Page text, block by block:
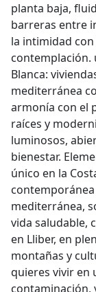
planta baja,
barreras entre
la intimidad
contemplación.
Blanca:
mediterránea
armonía con el
raíces y
luminosos,
bienestar.
único en la
mediterránea,
vida saludable,
en Lliber, en
montañas y
quieres vivir en
contaminación,